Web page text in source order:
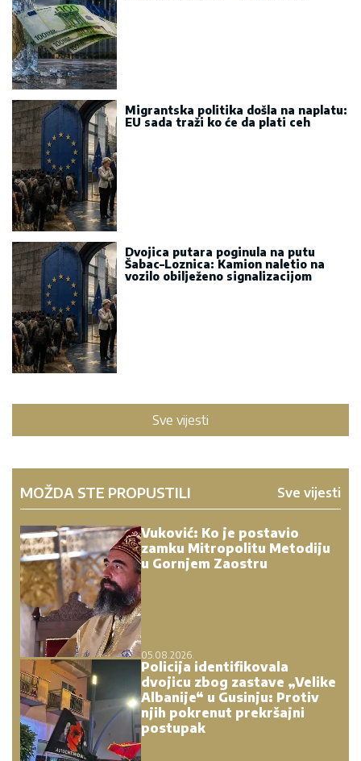
Migrantska politika došla na naplatu:
EU sada traži ko će da plati ceh
Dvojica putara poginula na putu
Šabac–Loznica: Kamion naletio na
vozilo obilježeno signalizacijom
Sve vijesti
MOŽDA STE PROPUSTILI Sve vijesti
Vuković: Ko je postavio
zamku Mitropolitu Metodiju
u Gornjem Zaostru
05.08.2026.
Policija identifikovala
dvojicu zbog zastave „Velike
Albanije“ u Gusinju: Protiv
njih pokrenut prekršajni
postupak